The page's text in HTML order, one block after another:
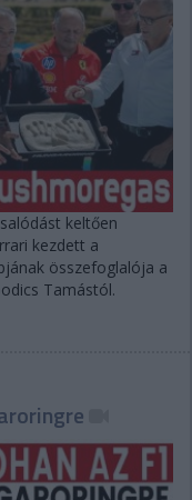
keltően
kezdett a
összefoglalója a
Tamástól.